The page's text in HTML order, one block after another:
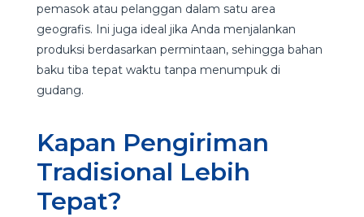
pemasok atau pelanggan dalam satu area
geografis. Ini juga ideal jika Anda menjalankan
produksi berdasarkan permintaan, sehingga bahan
baku tiba tepat waktu tanpa menumpuk di
gudang.
Kapan Pengiriman
Tradisional Lebih
Tepat?